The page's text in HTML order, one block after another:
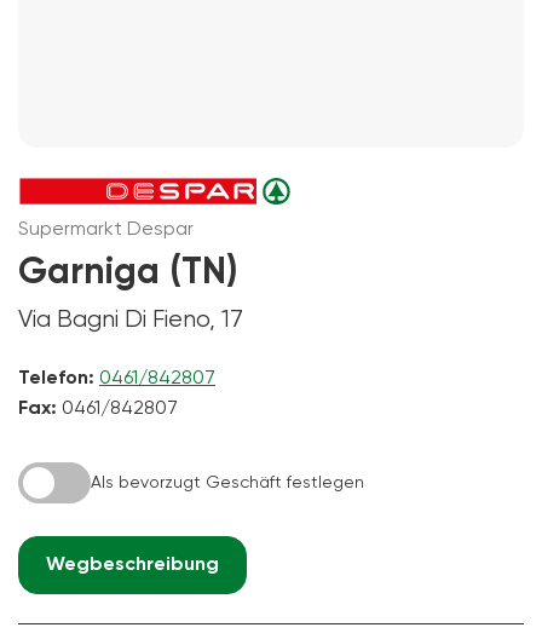
Supermarkt Despar
Garniga (TN)
Via Bagni Di Fieno, 17
Telefon: 0461/842807
Fax: 0461/842807
Als bevorzugt Geschäft festlegen
Wegbeschreibung